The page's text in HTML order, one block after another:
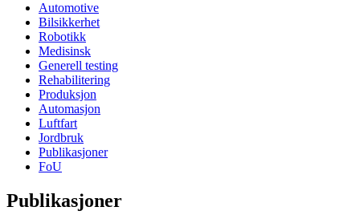
Automotive
Bilsikkerhet
Robotikk
Medisinsk
Generell testing
Rehabilitering
Produksjon
Automasjon
Luftfart
Jordbruk
Publikasjoner
FoU
Publikasjoner